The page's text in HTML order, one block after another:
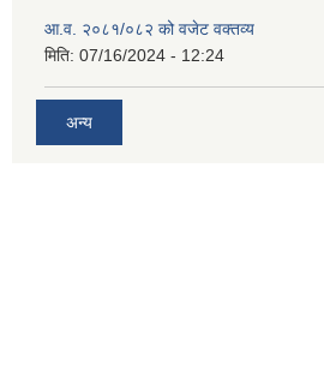
आ.व. २०८१/०८२ को वजेट वक्तव्य
मिति: 07/16/2024 - 12:24
अन्य